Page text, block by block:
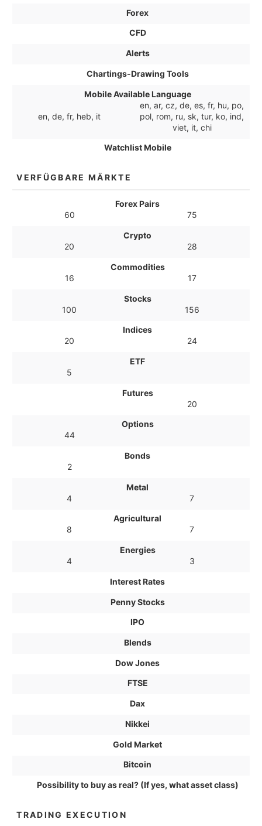
Forex
CFD
Alerts
Chartings-Drawing Tools
Mobile Available Language
en, de, fr, heb, it
en, ar, cz, de, es, fr, hu, po,
pol, rom, ru, sk, tur, ko, ind,
viet, it, chi
Watchlist Mobile
VERFÜGBARE MÄRKTE
Forex Pairs
60
75
Crypto
20
28
Commodities
16
17
Stocks
100
156
Indices
20
24
ETF
5
Futures
20
Options
44
Bonds
2
Metal
4
7
Agricultural
8
7
Energies
4
3
Interest Rates
Penny Stocks
IPO
Blends
Dow Jones
FTSE
Dax
Nikkei
Gold Market
Bitcoin
Possibility to buy as real? (If yes, what asset class)
TRADING EXECUTION